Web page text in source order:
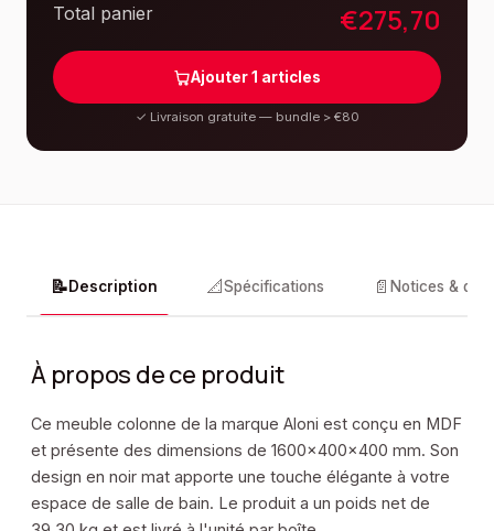
Total panier €275,70
Ajouter1 articles
✓ Livraison gratuite — bundle > €80
📝Description 📐Spécifications 📄 Notices &
À propos de ce produit
Ce meuble colonne de la marque Aloni est conçu en MDF
et présente des dimensions de 1600x400x400 mm. Son
design en noir mat apporte une touche élégante à votre
espace de salle de bain. Le produit a un poids net de